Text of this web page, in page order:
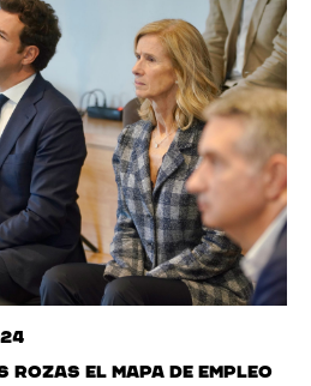
Rozas el Mapa de Empleo